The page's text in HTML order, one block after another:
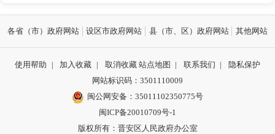
各省（市）政府网站 设区市政府网站 县（市、区）政府网站 其他网站
使用帮助 | 加入收藏 | 取消收藏 站点地图 | 联系我们 |
隐私保护
网站标识码：3501110009
闽公网安备：35011102350775号
闽ICP备20010709号-1
版权所有：晋安区人民政府办公室